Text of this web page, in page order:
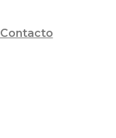
Contacto